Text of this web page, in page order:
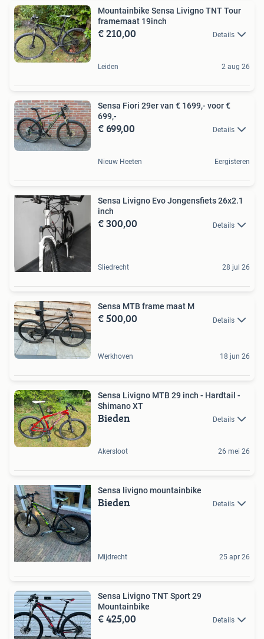
Mountainbike Sensa Livigno TNT Tour
framemaat 19inch
€ 210,00 Details
Leiden 2 aug 26
Sensa Fiori 29er van € 1699,- voor €
699,-
€ 699,00 Details
Nieuw Heeten Eergisteren
Sensa Livigno Evo Jongensfiets 26x2.1
inch
€ 300,00 Details
Sliedrecht 28 jul 26
Sensa MTB frame maat M
€ 500,00 Details
Werkhoven 18 jun 26
Sensa Livigno MTB 29 inch - Hardtail -
Shimano XT
Bieden Details
Akersloot 26 mei 26
Sensa livigno mountainbike
Bieden Details
Mijdrecht 25 apr 26
Sensa Livigno TNT Sport 29
Mountainbike
€ 425,00 Details